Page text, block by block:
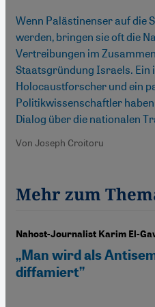
Wenn Palästinenser auf die
werden, bringen sie oft die
Vertreibungen im
Staatsgründung Israels. Ein
Holocaustforscher und ein
Politikwissenschaftler
Dialog über die nationalen
Von Joseph Croitoru
Mehr zum
Nahost-Journalist Karim El-
„Man wird als
diffamiert”